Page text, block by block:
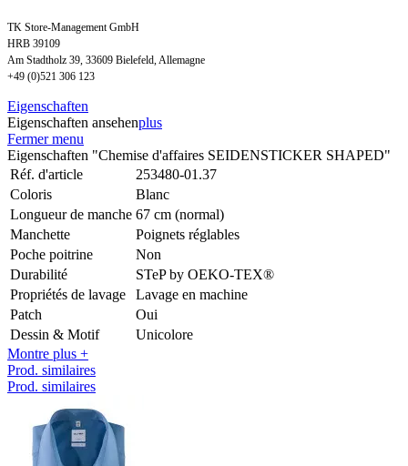
TK Store-Management GmbH
HRB 39109
Am Stadtholz 39, 33609 Bielefeld, Allemagne
+49 (0)521 306 123
Eigenschaften
Eigenschaften ansehenplus
Fermer menu
Eigenschaften "Chemise d'affaires SEIDENSTICKER SHAPED"
Réf. d'article
253480-01.37
Coloris
Blanc
Longueur de manche 67 cm (normal)
Manchette
Poignets réglables
Poche poitrine
Non
Durabilité
STeP by OEKO-TEX®
Propriétés de lavage
Lavage en machine
Patch
Oui
Dessin & Motif
Unicolore
Montre plus +
Prod. similaires
Prod. similaires